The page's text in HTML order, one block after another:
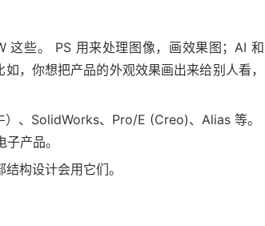
些。 PS 用来处理图像，画效果图；AI 和
，你想把产品的外观效果画出来给别人看，
、SolidWorks、Pro/E (Creo)、Alias 等。
产品。
构设计会用它们。